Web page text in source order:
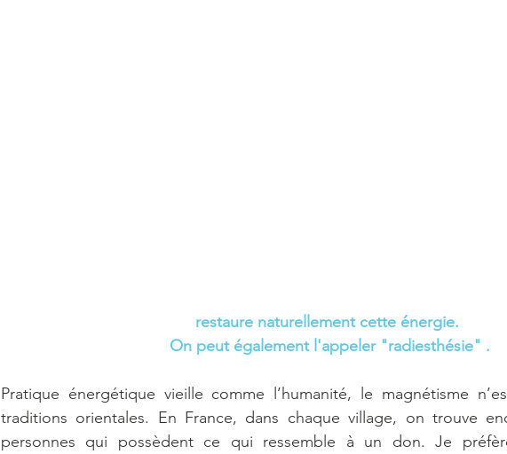
restaure naturellement cette énergie.
On peut également l'appeler "radiesthésie" .
Pratique énergétique vieille comme l’humanité, le magnétisme
traditions orientales. En France, dans chaque village, on trouve
personnes qui possèdent ce qui ressemble à un don. Je